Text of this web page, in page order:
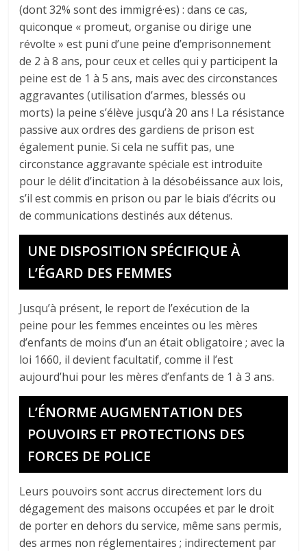
(dont 32% sont des immigré·es) : dans ce cas,
quiconque « promeut, organise ou dirige une
révolte » est puni d’une peine d’emprisonnement
de 2 à 8 ans, pour ceux et celles qui y participent la
peine est de 1 à 5 ans, mais avec des circonstances
aggravantes (utilisation d’armes, blessés ou
morts) la peine s’élève jusqu’à 20 ans ! La résistance
passive aux ordres des gardiens de prison est
également punie. Si cela ne suffit pas, une
circonstance aggravante spéciale est introduite
pour le délit d’incitation à la désobéissance aux lois,
s’il est commis en prison ou par le biais d’écrits ou
de communications destinés aux détenus.
UNE DISPOSITION SPÉCIFIQUE À
L’ÉGARD DES FEMMES
Jusqu’à présent, le report de l’exécution de la
peine pour les femmes enceintes ou les mères
d’enfants de moins d’un an était obligatoire ; avec la
loi 1660, il devient facultatif, comme il l’est
aujourd’hui pour les mères d’enfants de 1 à 3 ans.
L’ÉNORME AUGMENTATION DES
POUVOIRS ET PROTECTIONS DES
FORCES DE POLICE
Leurs pouvoirs sont accrus directement lors du
dégagement des maisons occupées et par le droit
de porter en dehors du service, même sans permis,
des armes non réglementaires ; indirectement par